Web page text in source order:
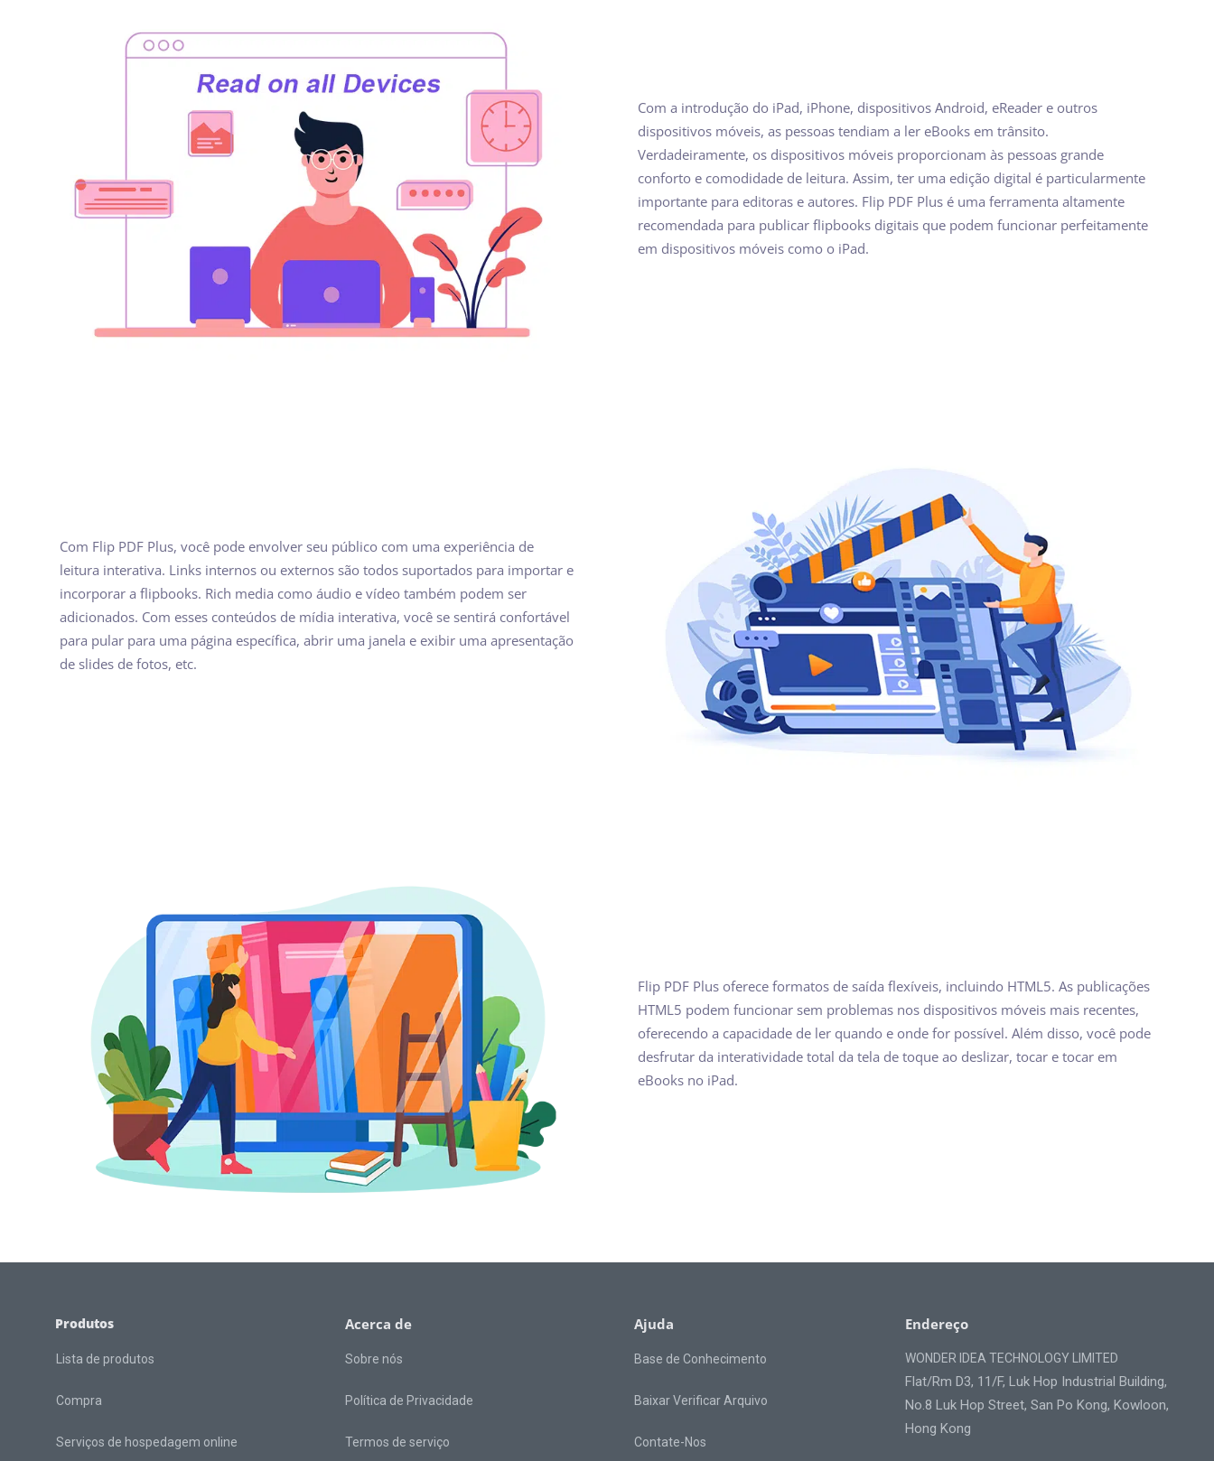
Com a introdução do iPad, iPhone, dispositivos Android, eReader e outros
dispositivos móveis, as pessoas tendiam a ler eBooks em trânsito.
Verdadeiramente, os dispositivos móveis proporcionam às pessoas grande
conforto e comodidade de leitura. Assim, ter uma edição digital é particularmente
importante para editoras e autores. Flip PDF Plus é uma ferramenta altamente
recomendada para publicar flipbooks digitais que podem funcionar perfeitamente
em dispositivos móveis como o iPad.
Com Flip PDF Plus, você pode envolver seu público com uma experiência de
leitura interativa. Links internos ou externos são todos suportados para importar e
incorporar a flipbooks. Rich media como áudio e vídeo também podem ser
adicionados. Com esses conteúdos de mídia interativa, você se sentirá confortável
para pular para uma página específica, abrir uma janela e exibir uma apresentação
de slides de fotos, etc.
Flip PDF Plus oferece formatos de saída flexíveis, incluindo HTML5. As publicações
HTML5 podem funcionar sem problemas nos dispositivos móveis mais recentes,
oferecendo a capacidade de ler quando e onde for possível. Além disso, você pode
desfrutar da interatividade total da tela de toque ao deslizar, tocar e tocar em
eBooks no iPad.
Produtos
Lista de produtos
Compra
Serviços de hospedagem online
Acerca de
Sobre nós
Política de Privacidade
Termos de serviço
Ajuda
Base de Conhecimento
Baixar Verificar Arquivo
Contate-Nos
Endereço
WONDER IDEA TECHNOLOGY LIMITED
Flat/Rm D3, 11/F, Luk Hop Industrial Building,
No.8 Luk Hop Street, San Po Kong, Kowloon,
Hong Kong